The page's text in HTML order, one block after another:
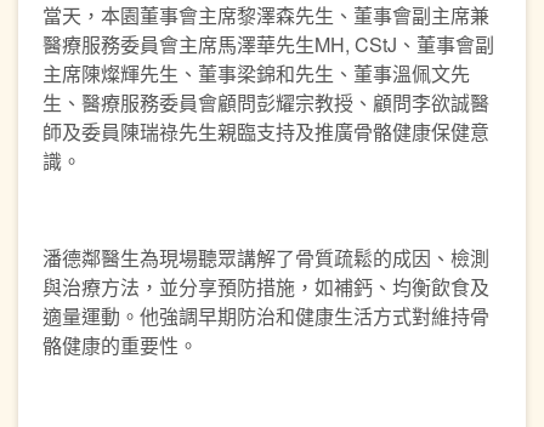
當天，本園董事會主席黎澤森先生、董事會副主席兼
醫療服務委員會主席馬澤華先生MH, CStJ、董事會副
主席陳燦輝先生、董事梁錦和先生、董事溫佩文先
生、醫療服務委員會顧問彭耀宗教授、顧問李欲誠醫
師及委員陳瑞祿先生親臨支持及推廣骨骼健康保健意
識。
潘德鄰醫生為現場聽眾講解了骨質疏鬆的成因、檢測
與治療方法，並分享預防措施，如補鈣、均衡飲食及
適量運動。他強調早期防治和健康生活方式對維持骨
骼健康的重要性。